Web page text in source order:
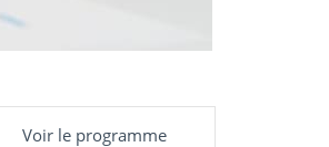
Voir le programme